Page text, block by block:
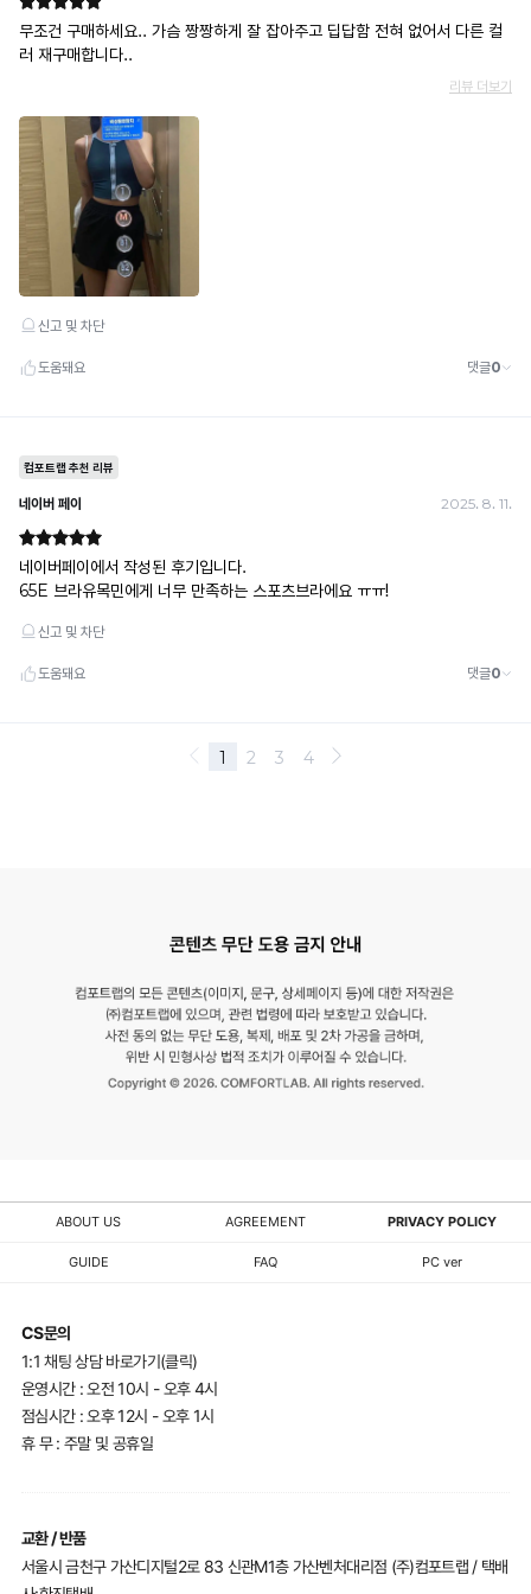
ABOUT US AGREEMENT PRIVACY POLICY
GUIDE FAQ PC ver
CS문의
1:1 채팅 상담 바로가기(클릭)
운영시간 : 오전 10시 - 오후 4시
점심시간 : 오후 12시 - 오후 1시
휴 무 : 주말 및 공휴일
교환 / 반품
서울시 금천구 가산디지털2로 83 신관M1층 가산벤처대리점 (주)컴포트랩 / 택배